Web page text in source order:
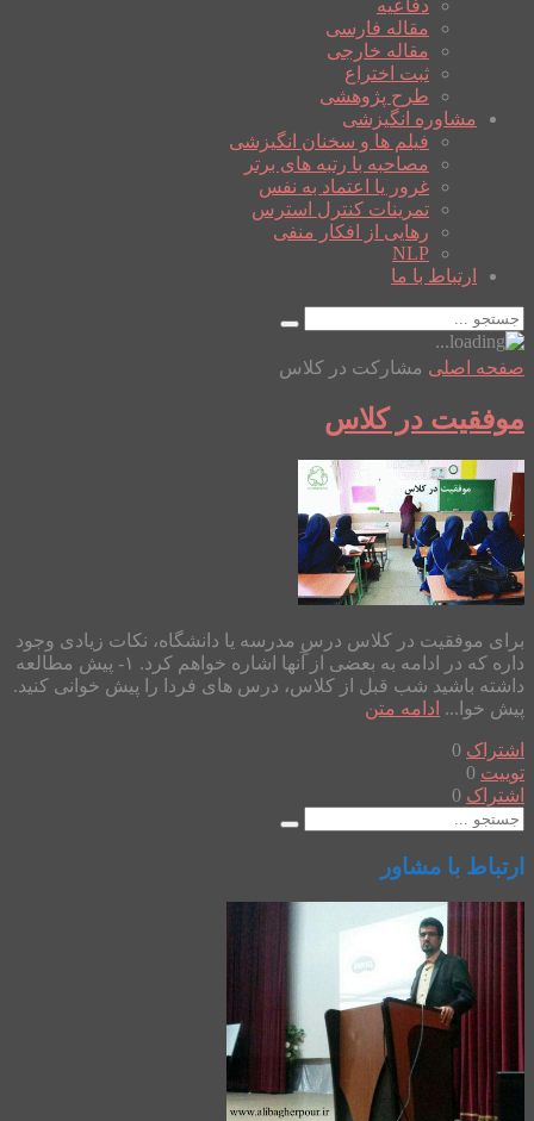
دفاعیه
مقاله فارسی
مقاله خارجی
ثبت اختراع
طرح پژوهشی
مشاوره انگیزشی
فیلم ها و سخنان انگیزشی
مصاحبه با رتبه های برتر
غرور یا اعتماد به نفس
تمرینات کنترل استرس
رهایی از افکار منفی
NLP
ارتباط با ما
صفحه اصلی مشارکت در کلاس
موفقیت در کلاس
برای موفقیت در کلاس درسِ مدرسه یا دانشگاه، نکات زیادی وجود
داره که در ادامه به بعضی از آنها اشاره خواهم کرد. ۱- پیش مطالعه
داشته باشید شب قبل از کلاس، درس های فردا را پیش خوانی کنید.
پیش خوا... ادامه متن
اشتراک 0
توییت 0
اشتراک 0
ارتباط با مشاور